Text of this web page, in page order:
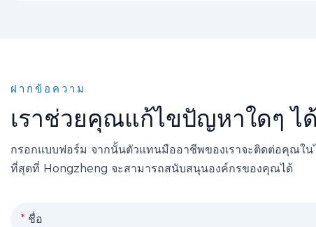
ฝากข้อความ
เราช่วยคุณแก้ไขปัญหาใดๆ ไ
กรอกแบบฟอร์ม จากนั้นตัวแทนมืออาชีพของเราจะติดต่อคุณใน
ที่สุดที่ Hongzheng จะสามารถสนับสนุนองค์กรของคุณได้
ชื่อ